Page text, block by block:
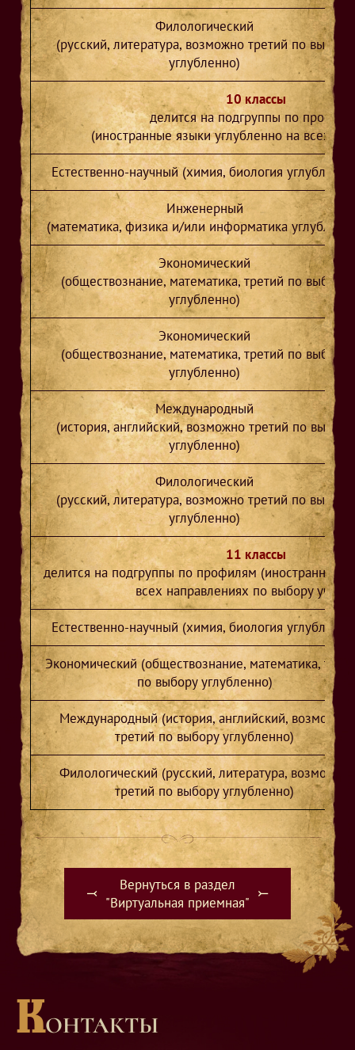
Филологический
(русский, литература, возможно третий по выбору
углубленно)
10 классы
делится на подгруппы по
(иностранные языки углубленно на всех
Естественно-научный (химия, биология
Инженерный
(математика, физика и/или информатика
Экономический
(обществознание, математика, третий по выбору
углубленно)
Экономический
(обществознание, математика, третий по выбору
углубленно)
Международный
(история, английский, возможно третий по выбору
углубленно)
Филологический
(русский, литература, возможно третий по выбору
углубленно)
11 классы
делится на подгруппы по профилям (иностранные
всех направлениях по выбору
Естественно-научный (химия, биология
Экономический (обществознание, математика,
по выбору углубленно)
Международный (история, английский, возможно
третий по выбору углубленно)
Филологический (русский, литература, возможно
третий по выбору углубленно)
⤙
Вернуться в раздел
"Виртуальная приемная"
⤚
КОНТАКТЫ